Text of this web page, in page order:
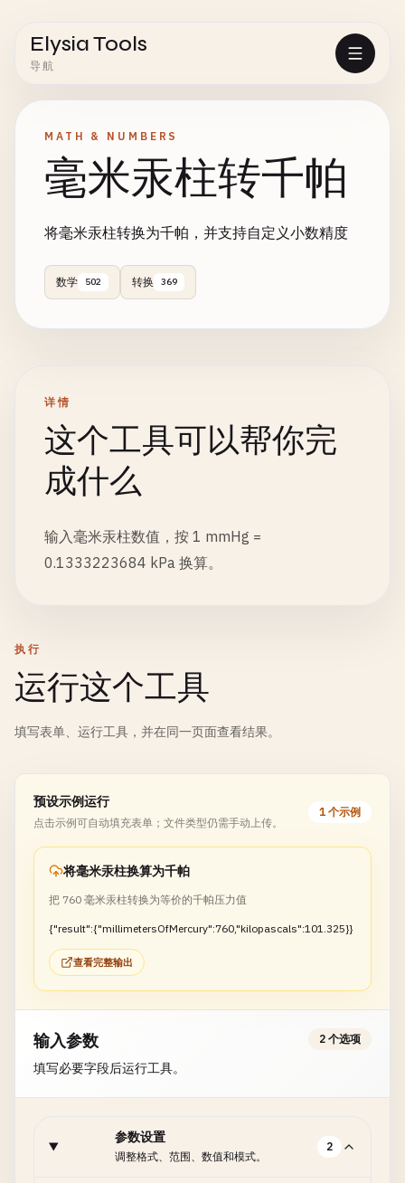
Elysia Tools
导航
MATH & NUMBERS
毫米汞柱转千帕
将毫米汞柱转换为千帕，并支持自定义小数精度
数学 502 转换 369
详情
这个工具可以帮你完
成什么
输入毫米汞柱数值，按 1 mmHg =
0.1333223684 kPa 换算。
执行
运行这个工具
填写表单、运行工具，并在同一页面查看结果。
预设示例运行
点击示例可自动填充表单；文件类型仍需手动上传。
1 个示例
将毫米汞柱换算为千帕
把 760 毫米汞柱转换为等价的千帕压力值
{"result":{"millimetersOfMercury":760,"kilopascals":101.325}}
查看完整输出
输入参数
填写必要字段后运行工具。
2 个选项
参数设置
调整格式、范围、数值和模式。
2